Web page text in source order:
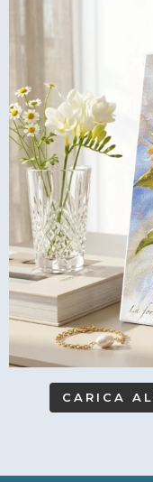
CARICA